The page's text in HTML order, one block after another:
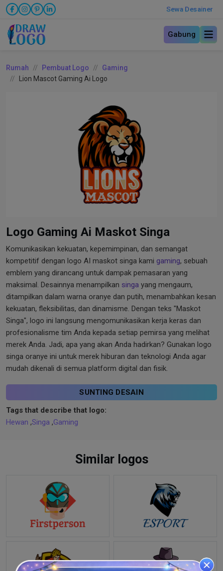
Sewa Desainer
Gabung
Rumah Pembuat Logo
Gaming
Lion Mascot Gaming Ai Logo
Logo Gaming Ai Maskot Singa
Komunikasikan kekuatan, kepemimpinan, dan semangat
kompetitif dengan logo AI maskot singa kami gaming, sebuah
emblem yang dirancang untuk dampak pemasaran yang
maksimal. Desainnya menampilkan singa yang mengaum,
ditampilkan dalam warna oranye dan putih, menambahkan kesan
kekuatan, fleksibilitas, dan dinamisme. Dengan teks "Maskot
Singa", logo ini langsung mengomunikasikan kerja keras dan
profesionalisme tim Anda kepada setiap pemirsa yang melihat
merek Anda. Jadi, apa yang akan Anda hadirkan? Gunakan logo
singa oranye ini untuk merek hiburan dan teknologi Anda agar
mudah dikenali di semua platform digital dan fisik.
SUNTING DESAIN
Tags that describe that logo:
Hewan ,Singa ,Gaming
Similar logos